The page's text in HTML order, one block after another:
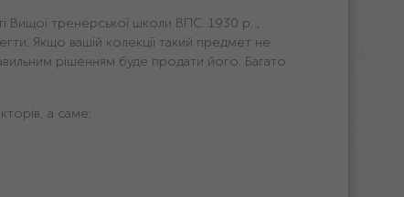
Вищої тренерської школи ВПС. 1930 р. ,
Якщо вашій колекції такий предмет не
рішенням буде продати його. Багато
а саме: